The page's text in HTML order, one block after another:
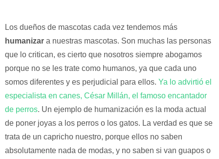
Los dueños de mascotas cada vez tendemos más
humanizar a nuestras mascotas. Son muchas las personas
que lo critican, es cierto que nosotros siempre abogamos
porque no se les trate como humanos, ya que cada uno
somos diferentes y es perjudicial para ellos. Ya lo advirtió el
especialista en canes, César Millán, el famoso encantador
de perros. Un ejemplo de humanización es la moda actual
de poner joyas a los perros o los gatos. La verdad es que se
trata de un capricho nuestro, porque ellos no saben
absolutamente nada de modas, y no saben si van guapos o